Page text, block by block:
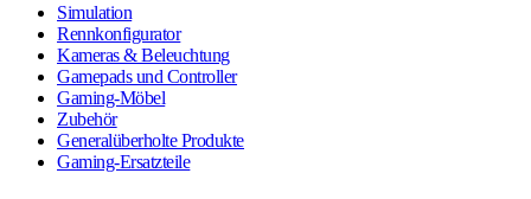
Simulation
Rennkonfigurator
Kameras & Beleuchtung
Gamepads und Controller
Gaming-Möbel
Zubehör
Generalüberholte Produkte
Gaming-Ersatzteile